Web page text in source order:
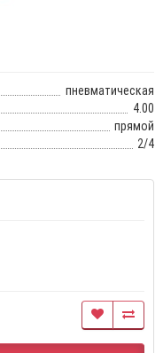
пневматическая
4.00
прямой
2/4